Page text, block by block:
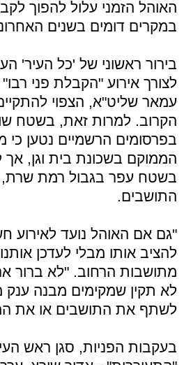
האוהל הזמני עלול להפוך
במקרים דומים בשנים
בירור ראשוני של 'כל העיר'
לצורך אירוע "הקבלת פני
עמאר שליט"א, הצפוי
הקרוב. למרות זאת, בשטח
בפרסומים הרשמיים נטען כי
הממוקם בשכונת בית וגן,
בשטח עפר בגבול רמת שרת,
התושבים.
"גם אם האוהל נועד לאירוע
להציב אותו מבלי לעדכן
מתושבות הרחוב. "לא ברור
לא תקין שמקימים מבנה ענק
לשתף את התושבים או את
בעקבות הפניות, סגן ראש